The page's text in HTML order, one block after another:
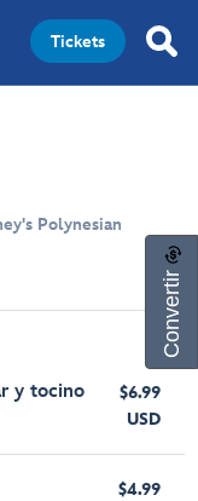
Tickets
Polynesian
y tocino
$6.99
USD
$4.99
Convertir